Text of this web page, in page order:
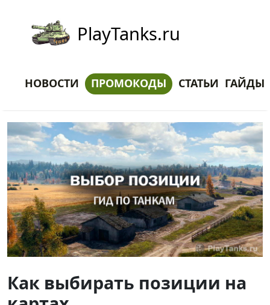
PlayTanks.ru
НОВОСТИ ПРОМОКОДЫ СТАТЬИ ГАЙДЫ
Как выбирать позиции на